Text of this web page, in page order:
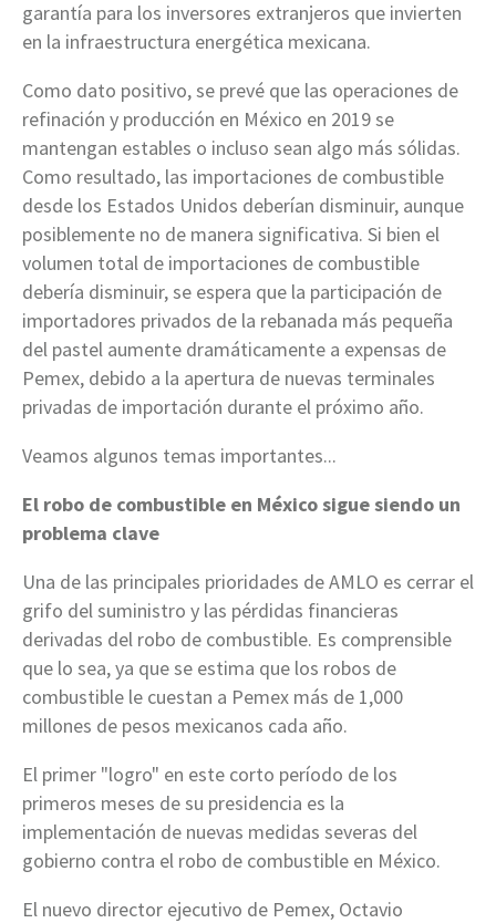
garantía para los inversores extranjeros que invierten
en la infraestructura energética mexicana.
Como dato positivo, se prevé que las operaciones de
refinación y producción en México en 2019 se
mantengan estables o incluso sean algo más sólidas.
Como resultado, las importaciones de combustible
desde los Estados Unidos deberían disminuir, aunque
posiblemente no de manera significativa. Si bien el
volumen total de importaciones de combustible
debería disminuir, se espera que la participación de
importadores privados de la rebanada más pequeña
del pastel aumente dramáticamente a expensas de
Pemex, debido a la apertura de nuevas terminales
privadas de importación durante el próximo año.
Veamos algunos temas importantes...
El robo de combustible en México sigue siendo un
problema clave
Una de las principales prioridades de AMLO es cerrar el
grifo del suministro y las pérdidas financieras
derivadas del robo de combustible. Es comprensible
que lo sea, ya que se estima que los robos de
combustible le cuestan a Pemex más de 1,000
millones de pesos mexicanos cada año.
El primer "logro" en este corto período de los
primeros meses de su presidencia es la
implementación de nuevas medidas severas del
gobierno contra el robo de combustible en México.
El nuevo director ejecutivo de Pemex, Octavio